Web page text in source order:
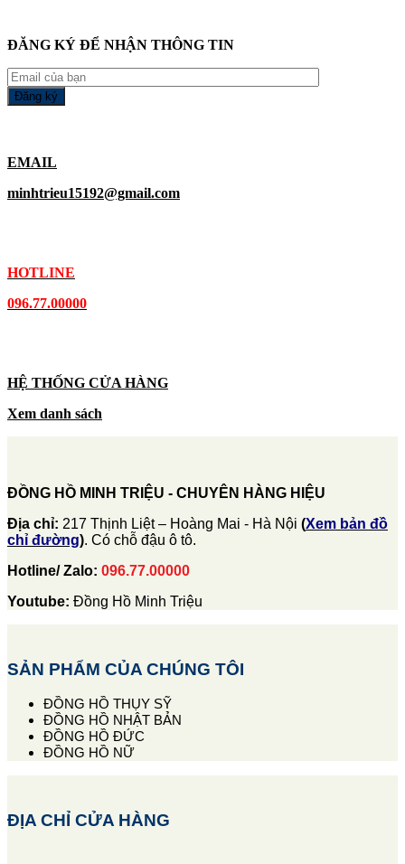
ĐĂNG KÝ ĐỂ NHẬN THÔNG TIN
EMAIL
minhtrieu15192@gmail.com
HOTLINE
096.77.00000
HỆ THỐNG CỬA HÀNG
Xem danh sách
ĐỒNG HỒ MINH TRIỆU - CHUYÊN HÀNG HIỆU
Địa chỉ: 217 Thịnh Liệt – Hoàng Mai - Hà Nội (Xem bản đồ
chỉ đường). Có chỗ đậu ô tô.
Hotline/ Zalo: 096.77.00000
Youtube: Đồng Hồ Minh Triệu
SẢN PHẨM CỦA CHÚNG TÔI
ĐỒNG HỒ THỤY SỸ
ĐỒNG HỒ NHẬT BẢN
ĐỒNG HỒ ĐỨC
ĐỒNG HỒ NỮ
ĐỊA CHỈ CỬA HÀNG